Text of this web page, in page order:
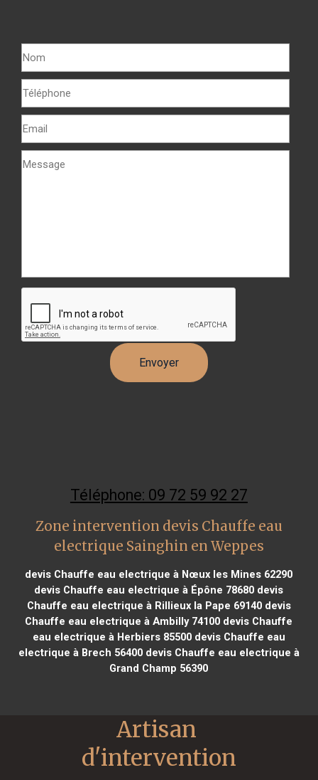
Téléphone: 09 72 59 92 27
Zone intervention devis Chauffe eau
electrique Sainghin en Weppes
devis Chauffe eau electrique à Nœux les Mines 62290
devis Chauffe eau electrique à Épône 78680 devis
Chauffe eau electrique à Rillieux la Pape 69140devis
Chauffe eau electrique à Ambilly 74100 devis Chauffe
eau electrique à Herbiers 85500devis Chauffe eau
electrique à Brech 56400devis Chauffe eau electrique à
Grand Champ 56390
Artisan
d'intervention